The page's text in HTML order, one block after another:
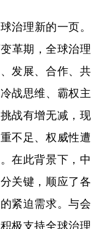
山西
江西
湖南
重庆
西藏
宁夏
理新的一页。
革期，全球治理
发展、合作、共
战思维、霸权主
战有增无减，现
不足、权威性遭
在此背景下，中
关键，顺应了各
紧迫需求。与会
极支持全球治理